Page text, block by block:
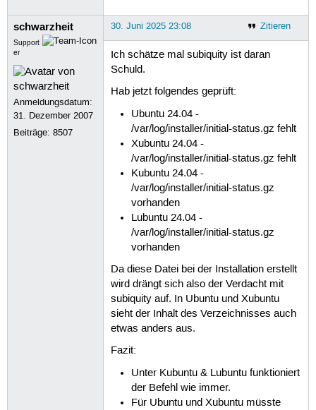
schwarzheit
Support
er
Anmeldungsdatum:
31. Dezember 2007
Beiträge:8507
Zitieren
30. Juni 2025 23:08
Ich schätze mal subiquity ist daran
Schuld.
Hab jetzt folgendes geprüft:
Ubuntu 24.04 -
/var/log/installer/initial-status.gz fehlt
Xubuntu 24.04 -
/var/log/installer/initial-status.gz fehlt
Kubuntu 24.04 -
/var/log/installer/initial-status.gz
vorhanden
Lubuntu 24.04 -
/var/log/installer/initial-status.gz
vorhanden
Da diese Datei bei der Installation erstellt
wird drängt sich also der Verdacht mit
subiquity auf. In Ubuntu und Xubuntu
sieht der Inhalt des Verzeichnisses auch
etwas anders aus.
Fazit:
Unter Kubuntu & Lubuntu funktioniert
der Befehl wie immer.
Für Ubuntu und Xubuntu müsste